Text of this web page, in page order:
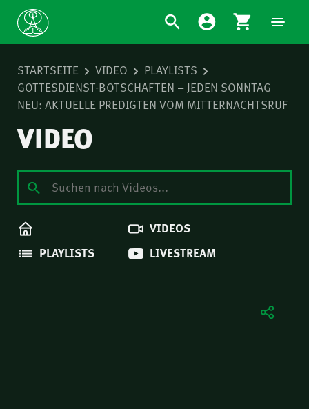
STARTSEITE VIDEO
PLAYLISTS
GOTTESDIENST-BOTSCHAFTEN – JEDEN SONNTAG
NEU: AKTUELLE PREDIGTEN VOM MITTERNACHTSRUF
VIDEO
VIDEOS
PLAYLISTS
LIVESTREAM